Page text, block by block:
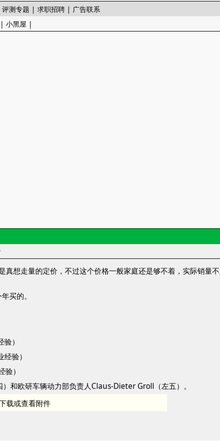
评测专题 |求职招聘 | 广告联系
小黑屋 |
真想走量的定价，不过这个价格一般家庭还是够不着，实际销量
买的。
）
验）
）
和欧研车辆动力部负责人Claus-Dieter Groll（左五）。
载或查看附件